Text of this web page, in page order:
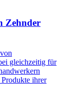
Zehnder
gleichzeitig für
ihrer